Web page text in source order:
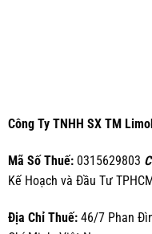
Công Ty TNHH SX TM
Mã Số Thuế:0315629803
Kế Hoạch và Đầu Tư
Địa Chỉ Thuế:46/7 Phan